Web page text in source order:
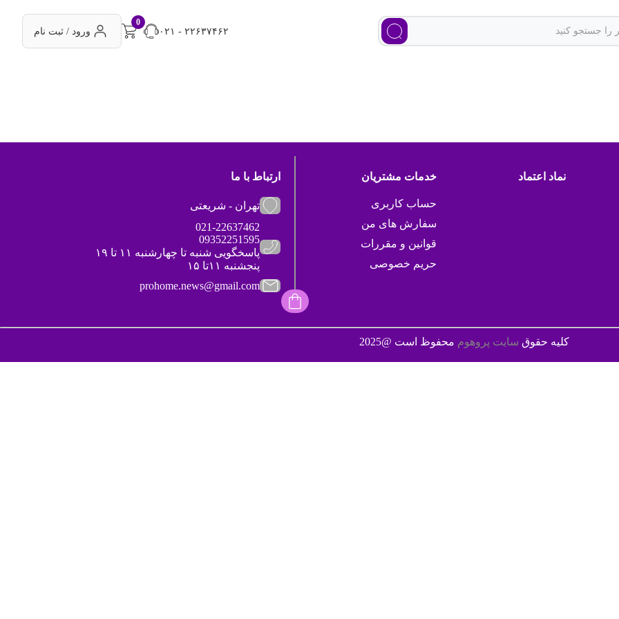
۰۲۱ - ۲۲۶۳۷۴۶۲
0
ورود / ثبت نام
نماد اعتماد خدمات مشتریان
حساب کاربری
سفارش های من
قوانین و مقررات
حریم خصوصی
ارتباط با ما
تهران - شریعتی
021-22637462
09352251595
پاسخگویی شنبه تا چهارشنبه ۱۱ تا ۱۹
پنجشنبه ۱۱تا ۱۵
prohome.news@gmail.com
کلیه حقوق سایت پروهوم محفوظ است @2025